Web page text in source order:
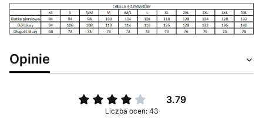
Opinie
3.79
Liczba ocen: 43